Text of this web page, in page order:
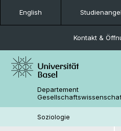
English
Kontakt &
Departement
Soziologie